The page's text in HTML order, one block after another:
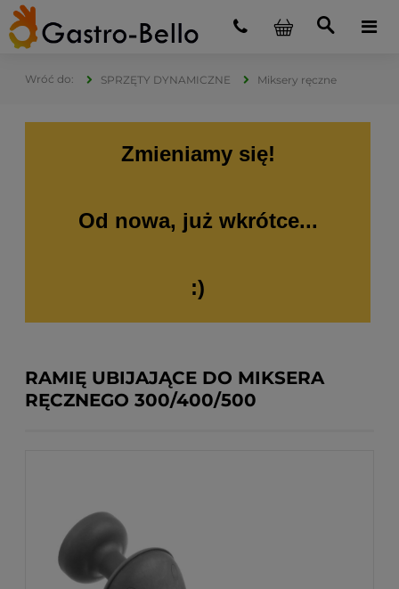
SPRZĘTY DYNAMICZNE Miksery ręczne
Zmieniamy się!
Od nowa, już wkrótce...
:)
RAMIĘ UBIJAJĄCE DO MIKSERA
RĘCZNEGO 300/400/500